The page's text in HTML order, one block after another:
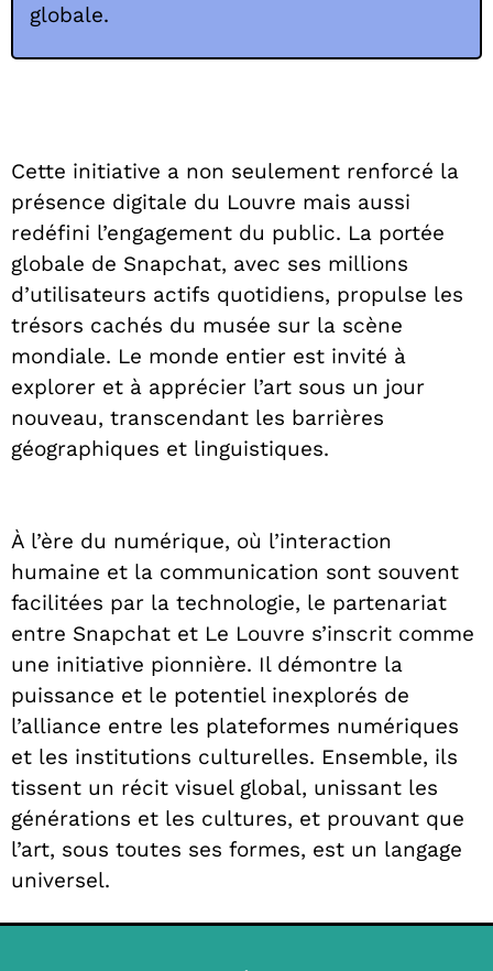
globale.
Cette initiative a non seulement renforcé la
présence digitale du Louvre mais aussi
redéfini l’engagement du public. La portée
globale de Snapchat, avec ses millions
d’utilisateurs actifs quotidiens, propulse les
trésors cachés du musée sur la scène
mondiale. Le monde entier est invité à
explorer et à apprécier l’art sous un jour
nouveau, transcendant les barrières
géographiques et linguistiques.
À l’ère du numérique, où l’interaction
humaine et la communication sont souvent
facilitées par la technologie, le partenariat
entre Snapchat et Le Louvre s’inscrit comme
une initiative pionnière. Il démontre la
puissance et le potentiel inexplorés de
l’alliance entre les plateformes numériques
et les institutions culturelles. Ensemble, ils
tissent un récit visuel global, unissant les
générations et les cultures, et prouvant que
l’art, sous toutes ses formes, est un langage
universel.